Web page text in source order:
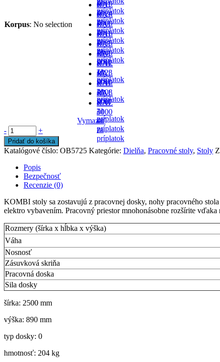
Korpus: No selection
za
príplatok
-
za
príplatok
6019
-
za
príplatok
RAL
6024
-
za
príplatok
RAL
7000
-
za
príplatok
RAL
7016
-
za
príplatok
RAL
7035
- v
cene
RAL
7040
-
za
príplatok
RAL
5012
- v
cene
RAL
1023
-
za
príplatok
RAL
5010
- v
cene
RAL
2008
-
za
príplatok
RAL
5007
-
za
príplatok
RAL
3000
-
za
príplatok
Vymazať
-
+
Pridať do košíka
Katalógové číslo: OB5725 Kategórie: Dielňa, Pracovné stoly, Stoly
Popis
Bezpečnosť
Recenzie (0)
KOMBI stoly sa zostavujú z pracovnej dosky, nohy pracovného
elektro vybavením. Pracovný priestor mnohonásobne rozšírite
Rozmery (šírka x hĺbka x výška)
Váha
Nosnosť
Zásuvková skriňa
Pracovná doska
Sila dosky
šírka: 2500 mm
výška: 890 mm
typ dosky: 0
hmotnosť: 204 kg